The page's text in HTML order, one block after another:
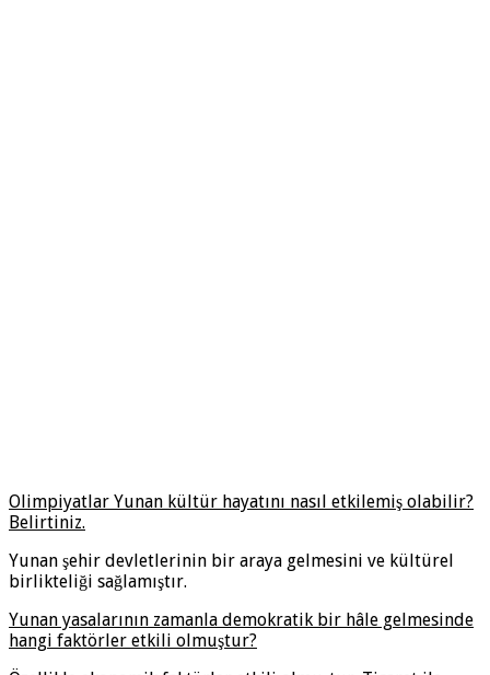
Olimpiyatlar Yunan kültür hayatını nasıl etkilemiş olabilir?
Belirtiniz.
Yunan şehir devletlerinin bir araya gelmesini ve kültürel
birlikteliği sağlamıştır.
Yunan yasalarının zamanla demokratik bir hâle gelmesinde
hangi faktörler etkili olmuştur?